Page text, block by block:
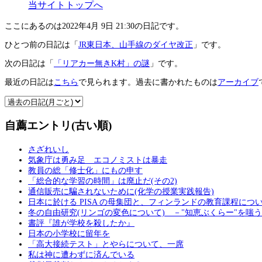
当サイトトップへ
ここにあるのは2022年4月 9日 21:30の日記です。
ひとつ前の日記は「 JR東日本、山手線のダイヤ改正 」です。
次の日記は「 「リアカー無きK村」の謎 」です。
最近の日記はこちら で見られます。過去に書かれたものはアーカイブ
自薦エントリ(古い順)
さざれいし
気象庁は勇み足 エコノミストは暴走
教員の総「修士化」にもの申す
「総合的な学習の時間」は廃止だ(その2)
通信販売に騙されないために(化学の授業実践報告)
日本に於ける PISA の母集団と、フィンランドの教育課程につ
冬の自由研究(リンゴの変色について) －"知恵ぶくらー"を嗤う
書評『誰が学校を殺したか』
日本の小学校に留年を
「高大接続テスト」とやらについて、一席
私は神に遭わずに済んでいる